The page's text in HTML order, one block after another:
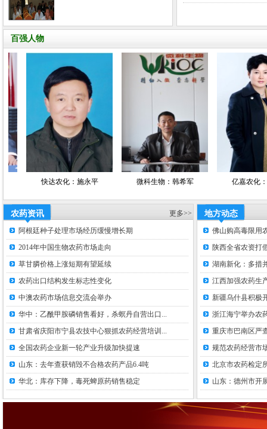
百强人物
快达农化：施永平 微科生物：韩希军 亿嘉农化：褚爱玲
农药资讯 更多>>
阿根廷种子处理市场经历缓慢增长期
2014年中国生物农药市场走向
草甘膦价格上涨短期有望延续
农药出口结构发生标志性变化
中澳农药市场信息交流会举办
华中：乙酰甲胺磷销售看好，杀螟丹自营出口...
甘肃省庆阳市宁县农技中心狠抓农药经营培训...
全国农药企业新一轮产业升级加快提速
山东：去年查获销毁不合格农药产品6.4吨
华北：库存下降，毒死蜱原药销售稳定
地方动态
佛山购高毒限用
陕西全省农资打
湖南新化：多措
江西加强农药生
新疆乌什县积极
浙江海宁举办农
重庆市巴南区严
规范农药经营市
北京市农药检定
山东：德州市开